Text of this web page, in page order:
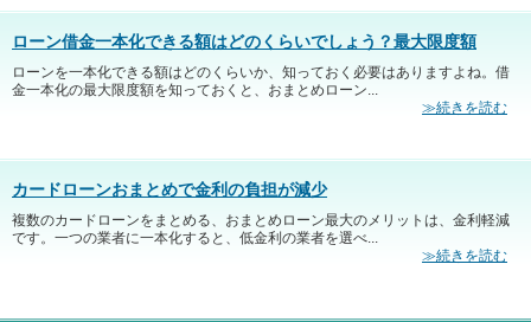
ローン借金一本化できる額はどのくらいでしょう？最大限度額
ローンを一本化できる額はどのくらいか、知っておく必要はありますよね。借
金一本化の最大限度額を知っておくと、おまとめローン...
≫続きを読む
カードローンおまとめで金利の負担が減少
複数のカードローンをまとめる、おまとめローン最大のメリットは、金利軽減
です。一つの業者に一本化すると、低金利の業者を選べ...
≫続きを読む